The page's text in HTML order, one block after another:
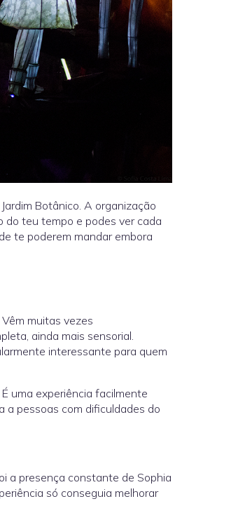
Botânico. A organização
do teu tempo e podes ver cada
te poderem mandar embora
muitas vezes
ainda mais sensorial.
interessante para quem
uma experiência facilmente
a pessoas com dificuldades do
a presença constante de Sophia
só conseguia melhorar